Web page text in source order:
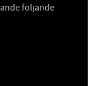
följande